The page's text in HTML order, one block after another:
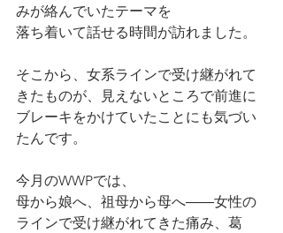
みが絡んでいたテーマを
落ち着いて話せる時間が訪れました。
そこから、女系ラインで受け継がれて
きたものが、見えないところで前進に
ブレーキをかけていたことにも気づい
たんです。
今月のWWPでは、
母から娘へ、祖母から母へ――女性の
ラインで受け継がれてきた痛み、葛